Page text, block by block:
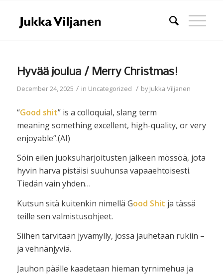
Hyvää joulua / Merry Christmas!
December 24, 2025 / in Uncategorized / byJukka Viljanen
“Good shit” is a colloquial, slang term
meaningsomething excellent, high-quality, or very
enjoyable“.(AI)
Söin eilen juoksuharjoitusten jälkeen mössöä, jota
hyvin harva pistäisi suuhunsa vapaaehtoisesti.
Tiedän vain yhden…
Kutsun sitä kuitenkin nimellä Good Shit ja tässä
teille sen valmistusohjeet.
Siihen tarvitaan jyvämylly, jossa jauhetaan rukiin –
ja vehnänjyviä.
Jauhon päälle kaadetaan hieman tyrnimehua ja